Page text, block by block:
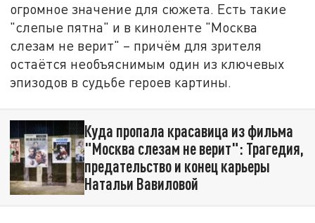
огромное значение для сюжета. Есть такие
"слепые пятна" и в киноленте "Москва
слезам не верит" – причём для зрителя
остаётся необъяснимым один из ключевых
эпизодов в судьбе героев картины.
Куда пропала красавица из фильма
"Москва слезам не верит": Трагедия,
предательство и конец карьеры
Натальи Вавиловой